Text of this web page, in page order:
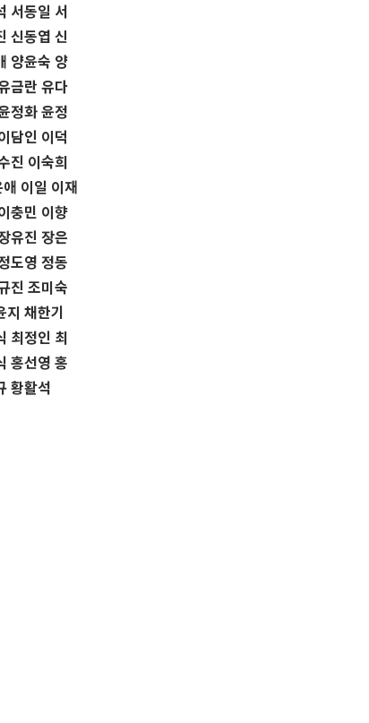
서동일 서
신동엽 신
양윤숙 양
금란 유다
정화 윤정
담인 이덕
진 이숙희
이일 이재
충민 이향
유진 장은
도영 정동
진 조미숙
채한기
최정인 최
홍선영 홍
황활석